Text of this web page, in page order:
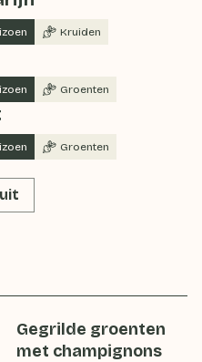
Kruiden
Groenten
Groenten
Gegrilde groenten
met champignons